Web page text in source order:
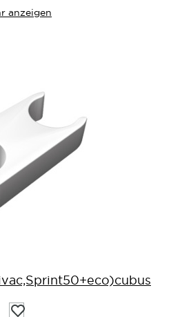
anzeigen
Auf